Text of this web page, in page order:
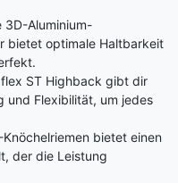
3D-Aluminium-
bietet optimale Haltbarkeit
ST Highback gibt dir
und Flexibilität, um jedes
Knöchelriemen bietet einen
der die Leistung